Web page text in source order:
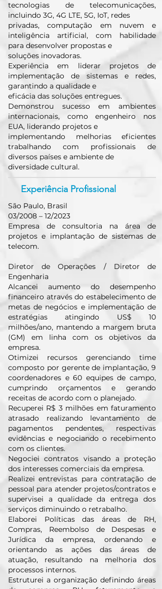
tecnologias de telecomunicações,
incluindo 3G, 4G LTE, 5G, IoT, redes
privadas, computação em nuvem e
inteligência artificial, com habilidade
para desenvolver propostas e
soluções inovadoras.
Experiência em liderar projetos de
implementação de sistemas e redes,
garantindo a qualidade e
eficácia das soluções entregues.
Demonstrou sucesso em ambientes
internacionais, como engenheiro nos
EUA, liderando projetos e
implementando melhorias eficientes
trabalhando com profissionais de
diversos países e ambiente de
diversidade cultural.
Experiência Profissional
São Paulo, Brasil
03/2008 – 12/2023
Empresa de consultoria na área de
projetos e implantação de sistemas de
telecom.
Diretor de Operações / Diretor de
Engenharia
Alcancei aumento do desempenho
financeiro através do estabelecimento de
metas de negócios e implementação de
estratégias atingindo US$ 10
milhões/ano, mantendo a margem bruta
(GM) em linha com os objetivos da
empresa.
Otimizei recursos gerenciando time
composto por gerente de implantação, 9
coordenadores e 60 equipes de campo,
cumprindo orçamentos e gerando
receitas de acordo com o planejado.
Recuperei R$ 3 milhões em faturamento
atrasado realizando levantamento de
pagamentos pendentes, respectivas
evidências e negociando o recebimento
com os clientes.
Negociei contratos visando a proteção
dos interesses comerciais da empresa.
Realizei entrevistas para contratação de
pessoal para atender projetos/contratos e
supervisei a qualidade da entrega dos
serviços diminuindo o retrabalho.
Elaborei Políticas das áreas de RH,
Compras, Reembolso de Despesas e
Jurídica da empresa, ordenando e
orientando as ações das áreas de
atuação, resultando na melhoria dos
processos internos.
Estruturei a organização definindo áreas